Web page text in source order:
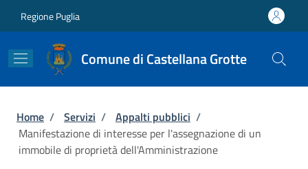
Regione Puglia
Comune di Castellana Grotte
Briciole di pane
Home / Servizi / Appalti pubblici /
Manifestazione di interesse per l'assegnazione di un
immobile di proprietà dell'Amministrazione